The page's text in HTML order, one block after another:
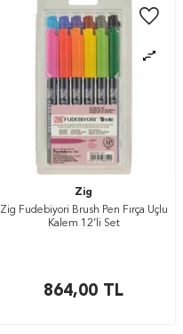
Zig
Zig Fudebiyori Brush Pen Fırça Uçlu
Kalem 12’li Set
864,00 TL